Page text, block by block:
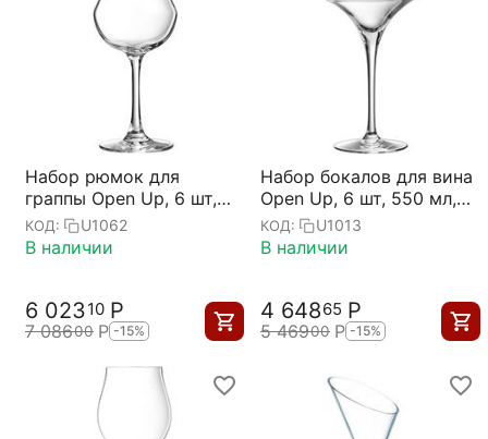
Набор рюмок для
граппы Open Up, 6 шт,
160 мл, D45 мм, H160
мм, Chef&Sommelier
КОД: U1062
В наличии
6 02310 Р
7 08600 Р -15%
Набор бокалов для вина
Open Up, 6 шт, 550 мл,
D76/157 мм, H232 мм,
Chef&Sommelier
КОД: U1013
В наличии
4 64865 Р
5 46900 Р -15%